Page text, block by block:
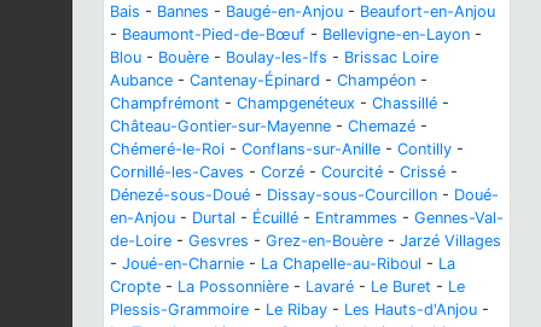
Bais - Bannes - Baugé-en-Anjou - Beaufort-en-Anjou
- Beaumont-Pied-de-Bœuf - Bellevigne-en-Layon -
Blou - Bouère - Boulay-les-Ifs - Brissac Loire
Aubance - Cantenay-Épinard - Champéon -
Champfrémont - Champgenéteux - Chassillé -
Château-Gontier-sur-Mayenne - Chemazé -
Chémeré-le-Roi - Conflans-sur-Anille - Contilly -
Cornillé-les-Caves - Corzé - Courcité - Crissé -
Dénezé-sous-Doué - Dissay-sous-Courcillon - Doué-
en-Anjou - Durtal - Écuillé - Entrammes - Gennes-Val-
de-Loire - Gesvres - Grez-en-Bouère - Jarzé Villages
- Joué-en-Charnie - La Chapelle-au-Riboul - La
Cropte - La Possonnière - Lavaré - Le Buret - Le
Plessis-Grammoire - Le Ribay - Les Hauts-d'Anjou -